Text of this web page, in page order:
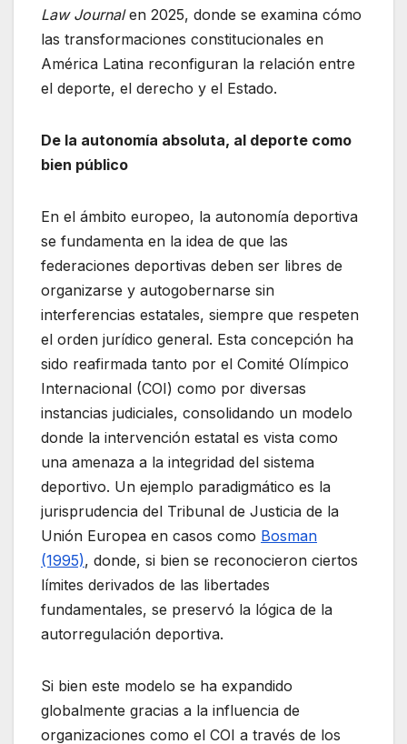
Law Journalen 2025, donde se examina cómo
las transformaciones constitucionales en
América Latina reconfiguran la relación entre
el deporte, el derecho y el Estado.
De la autonomía absoluta, al deporte como
bien público
En el ámbito europeo, la autonomía deportiva
se fundamenta en la idea de que las
federaciones deportivas deben ser libres de
organizarse y autogobernarse sin
interferencias estatales, siempre que respeten
el orden jurídico general. Esta concepción ha
sido reafirmada tanto por el Comité Olímpico
Internacional (COI) como por diversas
instancias judiciales, consolidando un modelo
donde la intervención estatal es vista como
una amenaza a la integridad del sistema
deportivo. Un ejemplo paradigmático es la
jurisprudencia del Tribunal de Justicia de la
Unión Europea en casos como Bosman
(1995), donde, si bien se reconocieron ciertos
límites derivados de las libertades
fundamentales, se preservó la lógica de la
autorregulación deportiva.
Si bien este modelo se ha expandido
globalmente gracias a la influencia de
organizaciones como el COI a través de los